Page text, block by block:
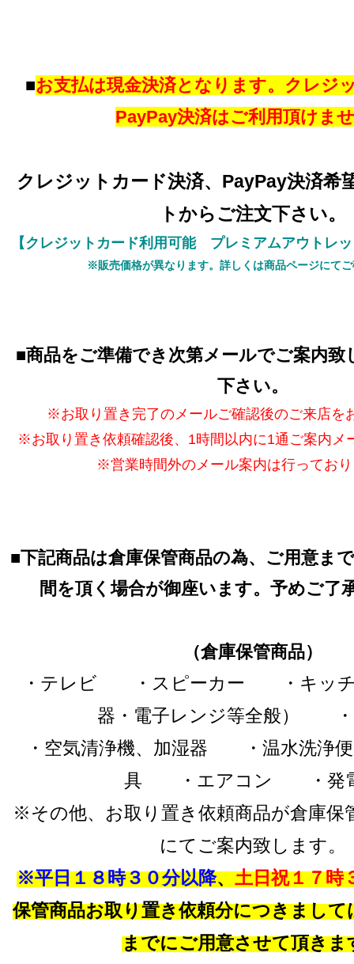
■お支払は現金決済となります。クレジ
PayPay決済はご利用頂けま
クレジットカード決済、PayPay決済希
トからご注文下さい。
【クレジットカード利用可能 プレミアムアウトレ
※販売価格が異なります。詳しくは商品ページにて
■商品をご準備でき次第メールでご案内致
下さい。
※お取り置き完了のメールご確認後のご来店を
※お取り置き依頼確認後、1時間以内に1通ご案内メ
※営業時間外のメール案内は行ってお
■下記商品は倉庫保管商品の為、ご用意ま
間を頂く場合が御座います。予めご了
（倉庫保管商品）
・テレビ ・スピーカー ・キッチ
器・電子レンジ等全般） ・
・空気清浄機、加湿器 ・温水洗
具 ・エアコン ・発
※その他、お取り置き依頼商品が倉庫保
にてご案内致します。
※平日１８時３０分以降、土日祝１７時
保管商品お取り置き依頼分につきまして
までにご用意させて頂きま